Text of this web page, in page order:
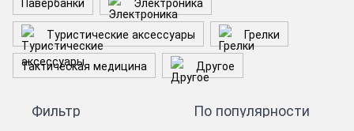
Туристические аксессуары
Грелки
Тактическая медицина
Другое
Фильтр По популярности